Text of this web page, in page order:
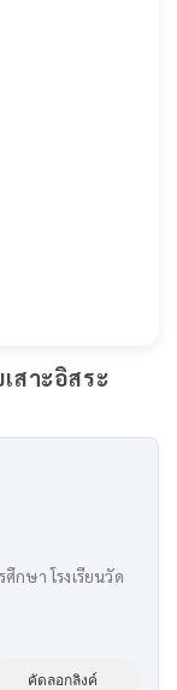
สาะอิสระ
ษา โรงเรียนวัด
คัดลอกลิงค์